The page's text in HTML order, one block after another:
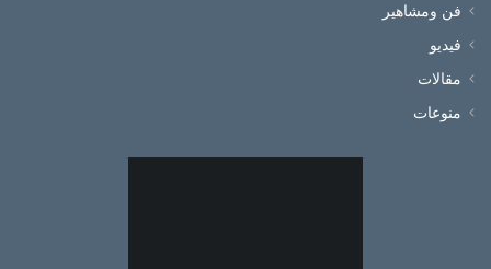
فن ومشاهير
فيديو
مقالات
منوعات